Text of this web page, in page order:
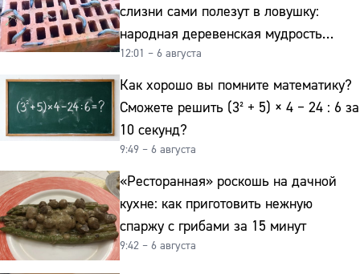
слизни сами полезут в ловушку:
народная деревенская мудрость
реально работает
12:01 – 6 августа
Как хорошо вы помните математику?
Сможете решить (3² + 5) × 4 − 24 : 6 за
10 секунд?
9:49 – 6 августа
«Ресторанная» роскошь на дачной
кухне: как приготовить нежную
спаржу с грибами за 15 минут
9:42 – 6 августа